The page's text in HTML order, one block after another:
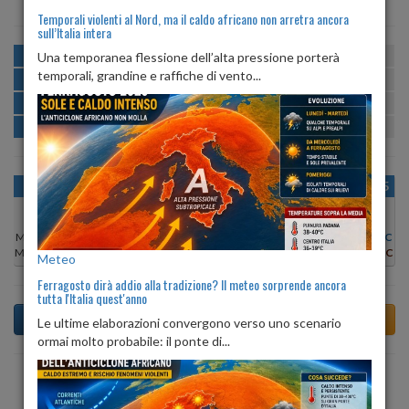
MATTINA min:15º max:25º U:
POMERIGGIO min:24º max:25º
SERA min:20º max:26º U:87% 99%
NOTTE min: 15º max:20º U:88%
OGGI
Min:
24°C
Max:25°C
LUN 10
Min:
Max:28°C
MAR 11
Min:24°C
Max:26°C
MER 12
Min:
23°C
Max:24°C
GIO 13
Max:25°C
VEN 14
Min:23°C
Max:24°C
SAB 15
24°C
Max:25°C
Previsioni del Tempo a Tonadico di oggi
Temporali violenti al Nord, ma il caldo africano non arretra ancora
sull’Italia intera
Una temporanea flessione dell’alta pressione porterà
temporali, grandine e raffiche di vento...
Meteo
Ferragosto dirà addio alla tradizione? Il meteo sorprende ancora
tutta l'Italia quest'anno
Le ultime elaborazioni convergono verso uno scenario
ormai molto probabile: il ponte di...